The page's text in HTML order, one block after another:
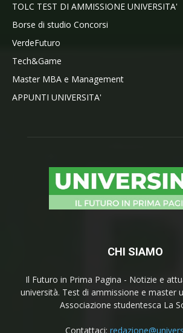
TOLC TEST DI AMMISSIONE UNIVERSITA'
Borse di studio Concorsi
VerdeFuturo
Tech&Game
Master MBA e Management
APPUNTI UNIVERSITA'
CHI SIAMO
Il Futuro in Prima Pagina - Notizie e
università. Test di ammissione e master
Associazione studentesca La
Contattaci: